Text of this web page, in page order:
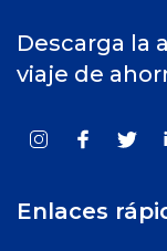
Descarga la
viaje de
Enlaces